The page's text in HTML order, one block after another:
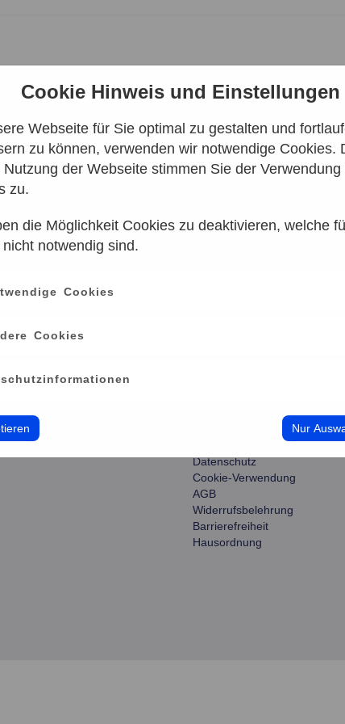
Cookie Hinweis und Einstellungen
Webseite für Sie optimal zu gestalten und
zu können, verwenden wir notwendige Cookies.
Nutzung der Webseite stimmen Sie der Verwendung
zu.
die Möglichkeit Cookies zu deaktivieren, welche
notwendig sind.
Cookies
Cookies
Nur
Leider keine Ergebnisse gefunden
anderen Zeitraum aus. Klicken Sie Bitte dazu
Datenschutz
Cookie-Verwendung
AGB
Widerrufsbelehrung
Barrierefreiheit
Hausordnung